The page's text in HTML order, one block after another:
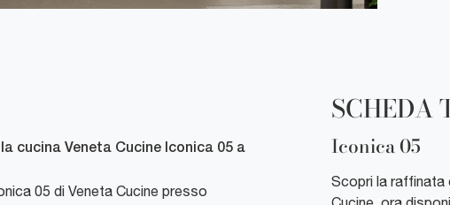
cucina Veneta Cucine Iconica 05 a
05 di Veneta Cucine presso
SCHEDA
Iconica 05
Scopri la raffinata